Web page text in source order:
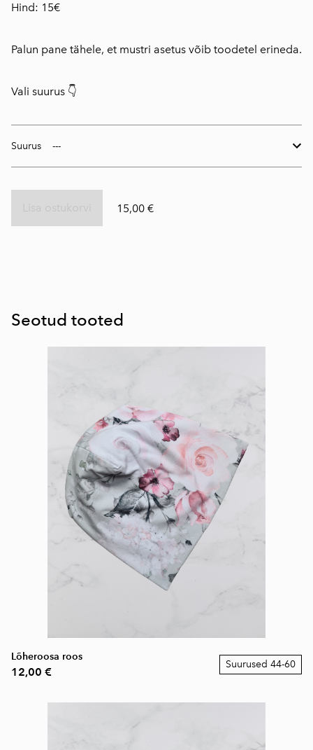
Hind: 15€
Palun pane tähele, et mustri asetus võib toodetel erineda.
Vali suurus 👇
Suurus
15,00 €
Seotud tooted
Lõheroosa roos
12,00 €
Suurused 44-60